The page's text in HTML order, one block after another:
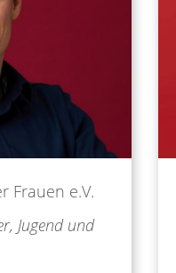
Frauen e.V.
Jugend und